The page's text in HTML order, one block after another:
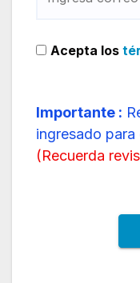
Acepta los
Importante :
ingresado
(Recuerda